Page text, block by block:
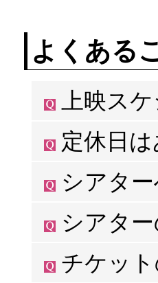
よくある
上映ス
通常、 毎週火曜日 に
※更新時間は前後する
定休日
定休日はございま
シアタ
上映開始の 約10分前
シアタ
シアター1は の
チケッ